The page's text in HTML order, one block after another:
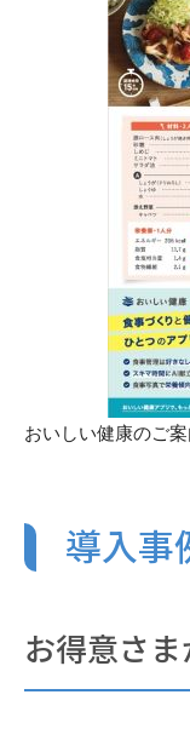
おいしい健康のご案
導入事
お得意さ